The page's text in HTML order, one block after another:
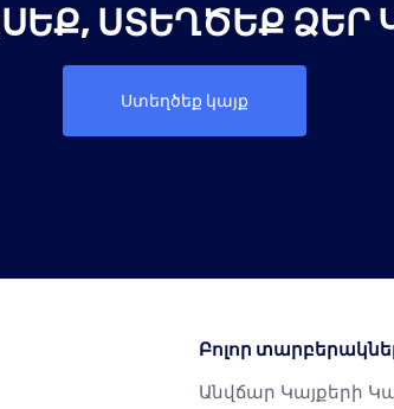
ՍՏԵՂԾԵՔ ՁԵՐ
Ստեղծեք կայք
Բոլոր
Անվճար Կայքերի